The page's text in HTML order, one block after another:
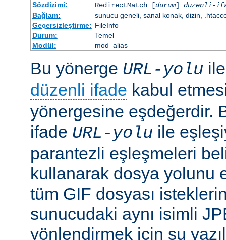
Sözdizimi:
RedirectMatch [durum] düzenli-
Bağlam:
sunucu geneli, sanal konak, dizin,
Geçersizleştirme: FileInfo
Durum:
Temel
Modül:
mod_alias
Bu yönerge URL-yolu
düzenli ifade kabul
yönergesine eşdeğerdir.
ifade URL-yolu ile
parantezli eşleşmeleri
kullanarak dosya yolunu
tüm GIF dosyası
sunucudaki aynı isimli
yönlendirmek için şu